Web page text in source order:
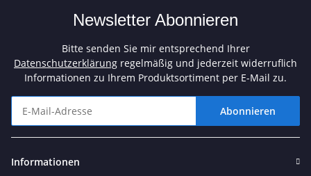
Newsletter Abonnieren
Bitte senden Sie mir entsprechend Ihrer
Datenschutzerklärung regelmäßig und jederzeit widerruflich
Informationen zu Ihrem Produktsortiment per E-Mail zu.
Abonnieren
Informationen